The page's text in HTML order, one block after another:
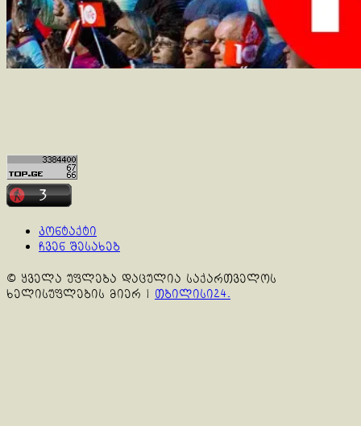
კონტაქტი
ჩვენ შესახებ
© ყველა უფლება დაცულია საქართველოს
ხელისუფლების მიერ | თბილისი24.